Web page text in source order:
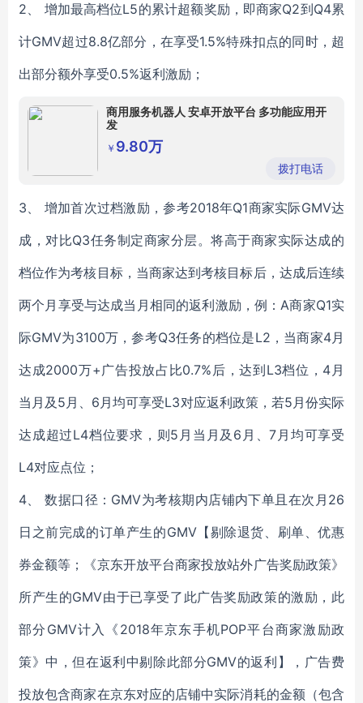
2、 增加最高档位L5的累计超额奖励，即商家Q2到Q4累
计GMV超过8.8亿部分，在享受1.5%特殊扣点的同时，超
出部分额外享受0.5%返利激励；
商用服务机器人 安卓开放平台 多功能应用开
发
￥ 9.80万
拨打电话
3、 增加首次过档激励，参考2018年Q1商家实际GMV达
成，对比Q3任务制定商家分层。将高于商家实际达成的
档位作为考核目标，当商家达到考核目标后，达成后连续
两个月享受与达成当月相同的返利激励，例：A商家Q1实
际GMV为3100万，参考Q3任务的档位是L2，当商家4月
达成2000万+广告投放占比0.7%后，达到L3档位，4月
当月及5月、6月均可享受L3对应返利政策，若5月份实际
达成超过L4档位要求，则5月当月及6月、7月均可享受
L4对应点位；
4、 数据口径：GMV为考核期内店铺内下单且在次月26
日之前完成的订单产生的GMV【剔除退货、刷单、优惠
券金额等；《京东开放平台商家投放站外广告奖励政策》
所产生的GMV由于已享受了此广告奖励政策的激励，此
部分GMV计入《2018年京东手机POP平台商家激励政
策》中，但在返利中剔除此部分GMV的返利】，广告费
投放包含商家在京东对应的店铺中实际消耗的金额（包含